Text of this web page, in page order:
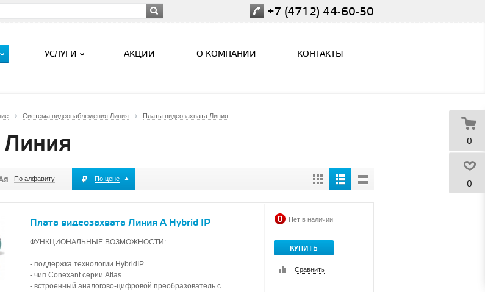
+7 (4712) 44-60-50
УСЛУГИ АКЦИИ О КОМПАНИИ КОНТАКТЫ
0
0
Система видеонаблюдения Линия Платы видеозахвата Линия
Линия
По алфавиту По цене
Плата видеозахвата Линия А Hybrid IP
ФУНКЦИОНАЛЬНЫЕ ВОЗМОЖНОСТИ:
- поддержка технологии HybridIP
- чип Conexant серии Atlas
- встроенный аналогово-цифровой преобразователь с
Нет в наличии
КУПИТЬ
Сравнить